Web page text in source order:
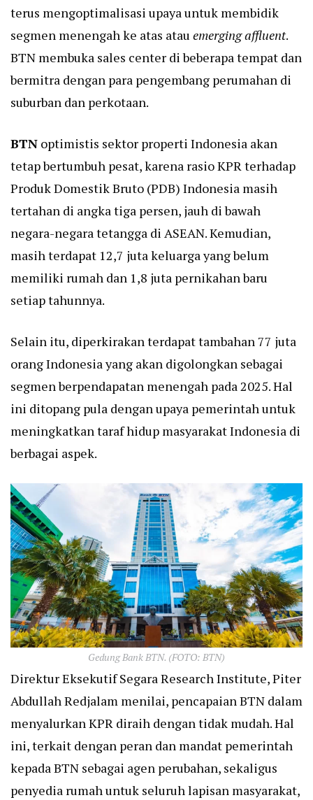
terus mengoptimalisasi upaya untuk membidik
segmen menengah ke atas atau emerging affluent.
BTN membuka sales center di beberapa tempat dan
bermitra dengan para pengembang perumahan di
suburban dan perkotaan.
BTN optimistis sektor properti Indonesia akan
tetap bertumbuh pesat, karena rasio KPR terhadap
Produk Domestik Bruto (PDB) Indonesia masih
tertahan di angka tiga persen, jauh di bawah
negara-negara tetangga di ASEAN. Kemudian,
masih terdapat 12,7 juta keluarga yang belum
memiliki rumah dan 1,8 juta pernikahan baru
setiap tahunnya.
Selain itu, diperkirakan terdapat tambahan 77 juta
orang Indonesia yang akan digolongkan sebagai
segmen berpendapatan menengah pada 2025. Hal
ini ditopang pula dengan upaya pemerintah untuk
meningkatkan taraf hidup masyarakat Indonesia di
berbagai aspek.
Gedung Bank BTN. (FOTO: BTN)
Direktur Eksekutif Segara Research Institute, Piter
Abdullah Redjalam menilai, pencapaian BTN dalam
menyalurkan KPR diraih dengan tidak mudah. Hal
ini, terkait dengan peran dan mandat pemerintah
kepada BTN sebagai agen perubahan, sekaligus
penyedia rumah untuk seluruh lapisan masyarakat,